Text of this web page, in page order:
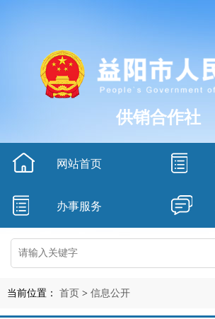
供销合作社
网站首页
办事服务
当前位置： 首页 > 信息公开